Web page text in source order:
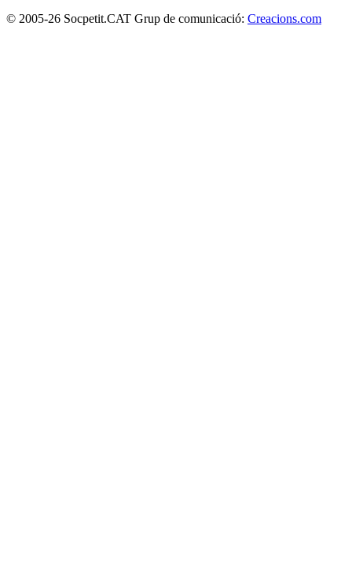
© 2005-26 Socpetit.CAT Grup de comunicació: Creacions.com